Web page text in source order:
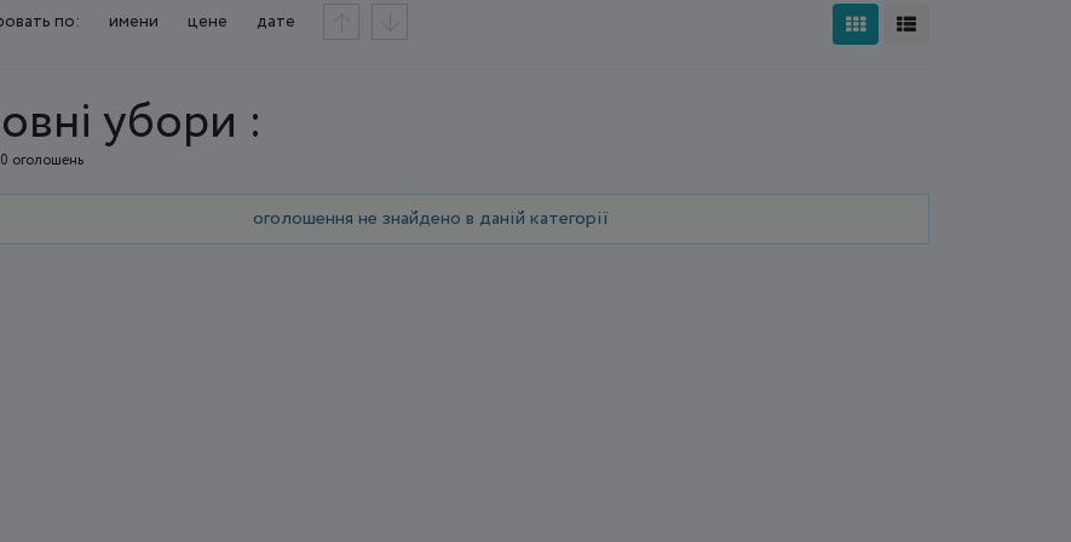
по: имени цене дате
убори :
оголошень
оголошення не знайдено в даній категорії